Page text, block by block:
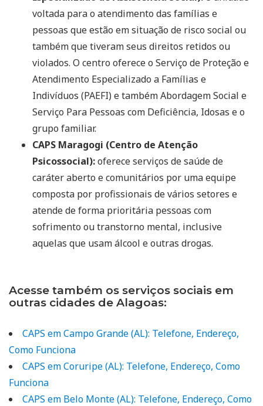
voltada para o atendimento das famílias e
pessoas que estão em situação de risco social ou
também que tiveram seus direitos retidos ou
violados. O centro oferece o Serviço de Proteção e
Atendimento Especializado a Famílias e
Indivíduos (PAEFI) e também Abordagem Social e
Serviço Para Pessoas com Deficiência, Idosas e o
grupo familiar.
CAPS Maragogi (Centro de Atenção
Psicossocial):oferece serviços de saúde de
caráter aberto e comunitários por uma equipe
composta por profissionais de vários setores e
atende de forma prioritária pessoas com
sofrimento ou transtorno mental, inclusive
aquelas que usam álcool e outras drogas.
Acesse também os serviços sociais em
outras cidades de Alagoas:
CAPS em Campo Grande (AL): Telefone, Endereço,
Como Funciona
CAPS em Coruripe (AL): Telefone, Endereço, Como
Funciona
CAPS em Belo Monte (AL): Telefone, Endereço, Como